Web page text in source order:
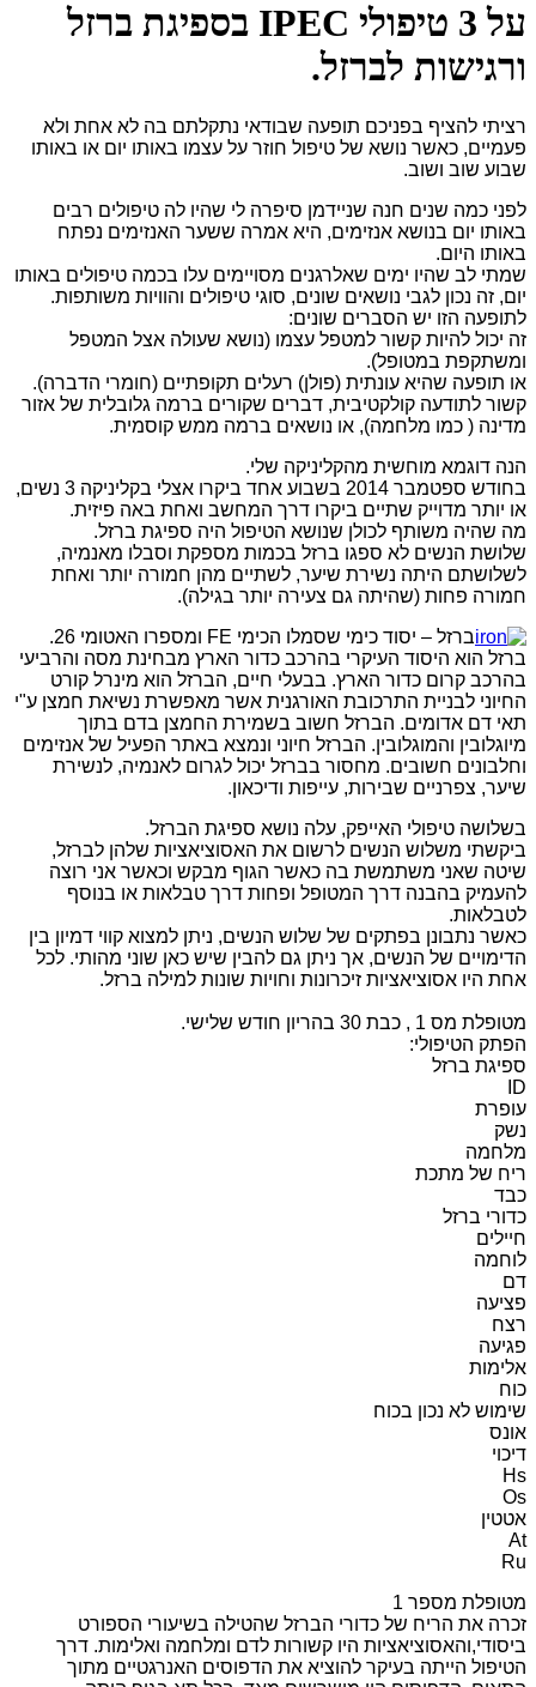
על 3 טיפולי IPEC בספיגת ברזל
ורגישות לברזל.
רציתי להציף בפניכם תופעה שבודאי נתקלתם בה לא אחת ולא
פעמיים, כאשר נושא של טיפול חוזר על עצמו באותו יום או באותו
שבוע שוב ושוב.
לפני כמה שנים חנה שניידמן סיפרה לי שהיו לה טיפולים רבים
באותו יום בנושא אנזימים, היא אמרה ששער האנזימים נפתח
באותו היום.
שמתי לב שהיו ימים שאלרגנים מסויימים עלו בכמה טיפולים באותו
יום, זה נכון לגבי נושאים שונים, סוגי טיפולים והוויות משותפות.
לתופעה הזו יש הסברים שונים:
זה יכול להיות קשור למטפל עצמו (נושא שעולה אצל המטפל
ומשתקפת במטופל).
או תופעה שהיא עונתית (פולן) רעלים תקופתיים (חומרי הדברה).
קשור לתודעה קולקטיבית, דברים שקורים ברמה גלובלית של אזור
מדינה ( כמו מלחמה), או נושאים ברמה ממש קוסמית.
הנה דוגמא מוחשית מהקליניקה שלי.
בחודש ספטמבר 2014 בשבוע אחד ביקרו אצלי בקליניקה 3 נשים,
או יותר מדוייק שתיים ביקרו דרך המחשב ואחת באה פיזית.
מה שהיה משותף לכולן שנושא הטיפול היה ספיגת ברזל.
שלושת הנשים לא ספגו ברזל בכמות מספקת וסבלו מאנמיה,
לשלושתם היתה נשירת שיער, לשתיים מהן חמורה יותר ואחת
חמורה פחות (שהיתה גם צעירה יותר בגילה).
ברזל – יסוד כימי שסמלו הכימי FE ומספרו האטומי 26.
ברזל הוא היסוד העיקרי בהרכב כדור הארץ מבחינת מסה והרביעי
בהרכב קרום כדור הארץ. בבעלי חיים, הברזל הוא מינרל קורט
החיוני לבניית התרכובת האורגנית אשר מאפשרת נשיאת חמצן ע"י
תאי דם אדומים. הברזל חשוב בשמירת החמצן בדם בתוך
מיוגלובין והמוגלובין. הברזל חיוני ונמצא באתר הפעיל של אנזימים
וחלבונים חשובים. מחסור בברזל יכול לגרום לאנמיה, לנשירת
שיער, צפרניים שבירות, עייפות ודיכאון.
בשלושה טיפולי האייפק, עלה נושא ספיגת הברזל.
ביקשתי משלוש הנשים לרשום את האסוציאציות שלהן לברזל,
שיטה שאני משתמשת בה כאשר הגוף מבקש וכאשר אני רוצה
להעמיק בהבנה דרך המטופל ופחות דרך טבלאות או בנוסף
לטבלאות.
כאשר נתבונן בפתקים של שלוש הנשים, ניתן למצוא קווי דמיון בין
הדימויים של הנשים, אך ניתן גם להבין שיש כאן שוני מהותי. לכל
אחת היו אסוציאציות זיכרונות וחויות שונות למילה ברזל.
מטופלת מס 1 , כבת 30 בהריון חודש שלישי.
הפתק הטיפולי:
ספיגת ברזל
ID
עופרת
נשק
מלחמה
ריח של מתכת
כבד
כדורי ברזל
חיילים
לוחמה
דם
פציעה
רצח
פגיעה
אלימות
כוח
שימוש לא נכון בכוח
אונס
דיכוי
Hs
Os
אטטין
At
Ru
מטופלת מספר 1
זכרה את הריח של כדורי הברזל שהטילה בשיעורי הספורט
ביסודי,והאסוציאציות היו קשורות לדם ומלחמה ואלימות. דרך
הטיפול הייתה בעיקר להוציא את הדפוסים האנרגטיים מתוך